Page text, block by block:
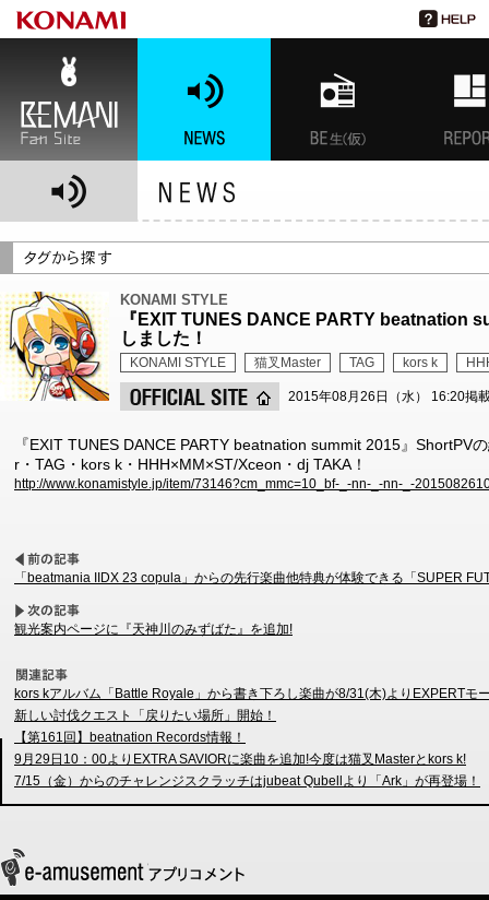
KONAMI STYLE
『EXIT TUNES DANCE PARTY beatnation
しました！
KONAMI STYLE 猫叉Master TAG kors k
2015年08月26日（水） 16:20掲
『EXIT TUNES DANCE PARTY beatnation summit 2015』ShortPV
r・TAG・kors k・HHH×MM×ST/Xceon・dj TAKA！
http://www.konamistyle.jp/item/73146?cm_mmc=10_bf-_-nn-_-nn-_-
「beatmania IIDX 23 copula」からの先行楽曲他特典が体験できる「SUPER
観光案内ページに『天神川のみずばた』を追加!
kors kアルバム「Battle Royale」から書き下ろし楽曲が8/31(木)よりEXPERTモ
新しい討伐クエスト「戻りたい場所」開始！
【第161回】beatnation Records情報！
9月29日10：00よりEXTRA SAVIORに楽曲を追加!今度は猫叉Masterとkors k!
7/15（金）からのチャレンジスクラッチはjubeat Qubellより「Ark」が再登場！